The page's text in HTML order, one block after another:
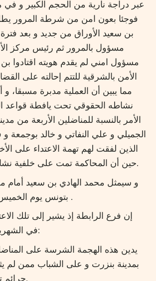
عبر دراجة نارية من الحجم الكبير و
فوجئا بعون امن من شرطة المرور
بن سعيد الأوراق من جديد و بعد
مسؤول بالمرور ثم رئيس مركز
مسؤول امني لم يقدم هويته اقتادوا
الأمن بالشرقية للتتم إحالته على
مما يبين أن العملية مدبرة مسبقا، و
نشاطه الحقوقي تحت يافطة قواعد
الأمر بالنسبة للمناضلين الأربعة من
الجميلي و علي النفاتي و خالد بوجمعة
الذين لفقت لهم تهمة الاعتداء على
حين أن المحاكمة تمت على خلفية نشاطاتهم الحقوقية.
و سيمثل محمد الهادي بن سعيد أمام
بتونس يوم الخميس 4 سبتمبر 2004 .
إن فرع الرابطة إذ يشير إلى تلك
في الشهرين الأخيرين فانه:
بمدينة بنزرت و على الشباب ممن لم
جرائم تستوجب العقاب.